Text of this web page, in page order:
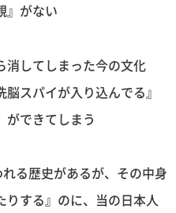
』がない
消してしまった今の文化
スパイが入り込んでる』
ができてしまう
る歴史があるが、その中身
りする』のに、当の日本人